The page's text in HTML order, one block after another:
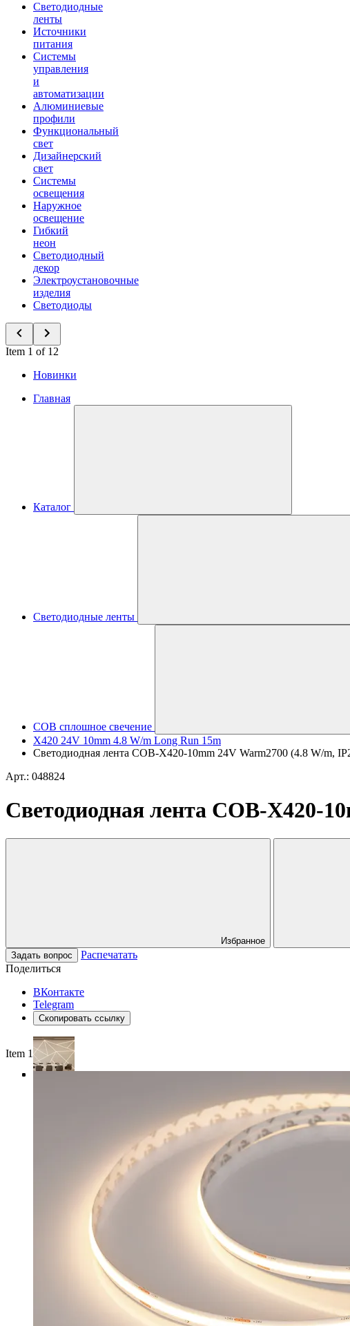
Светодиодные
ленты
Источники
питания
Системы
управления
и
автоматизации
Алюминиевые
профили
Функциональный
свет
Дизайнерский
свет
Системы
освещения
Наружное
освещение
Гибкий
неон
Светодиодный
декор
Электроустановочные
изделия
Светодиоды
Item 1 of 12
Новинки
Главная
Каталог
Светодиодные ленты
COB сплошное свечение
X420 24V 10mm 4.8 W/m Long Run 15m
Светодиодная лента COB-X420-10mm 24V Warm2700 (4.8 W/m,
Арт.: 048824
Светодиодная лента COB-X420-
Избранное
Задать вопрос
Распечатать
Поделиться
ВКонтакте
Telegram
Скопировать ссылку
Item 1 of 4